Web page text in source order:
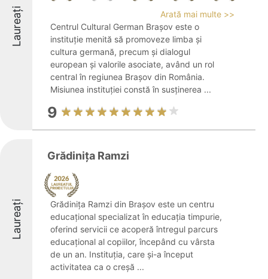
Laureați
Arată mai multe >>
Centrul Cultural German Brașov este o
instituție menită să promoveze limba și
cultura germană, precum și dialogul
european și valorile asociate, având un rol
central în regiunea Brașov din România.
Misiunea instituției constă în susținerea ...
9
Laureați
Grădinița Ramzi
Grădinița Ramzi din Brașov este un centru
educațional specializat în educația timpurie,
oferind servicii ce acoperă întregul parcurs
educațional al copiilor, începând cu vârsta
de un an. Instituția, care și-a început
activitatea ca o creșă ...